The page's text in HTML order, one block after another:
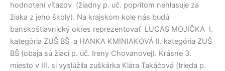
hodnotení víťazov (žiadny p. uč. popritom nehlasuje za
žiaka z jeho školy). Na krajskom kole nás budú
banskoštiavnický okres reprezentovať LUCAS MOJIČKA I.
kategória ZUŠ BŠ a HANKA KMINIAKOVÁ II. kategória ZUŠ
BŠ (obaja sú žiaci p. uč. Ireny Chovanovej). Krásne 3.
miesto v III. si vyslúžila zuškárka Klára Takáčová (trieda p.